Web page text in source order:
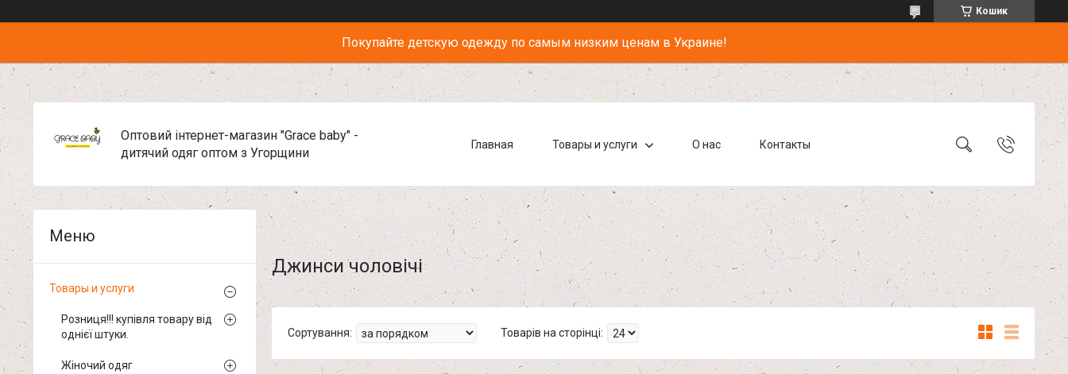
Кошик
Покупайте детскую одежду по самым низким ценам в Украине!
Оптовий інтернет-магазин "Grace baby" -
дитячий одяг оптом з Угорщини
Главная Товары и услуги О нас Контакты
Джинси чоловічі
Товары и услуги
Розниця!!! купівля товару від
однієї штуки.
Жіночий одяг